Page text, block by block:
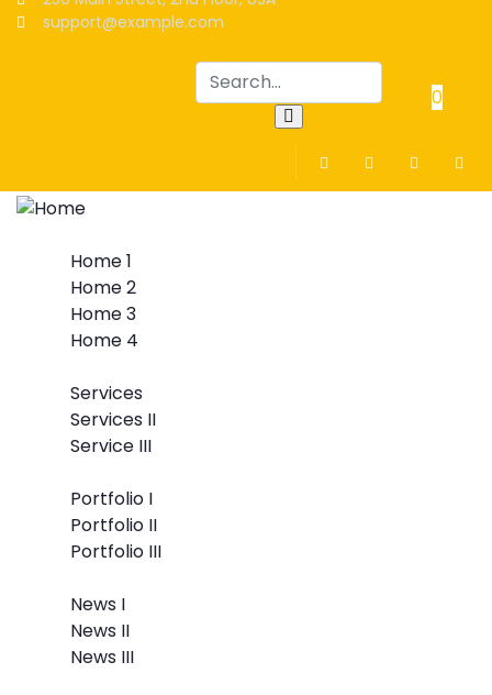
support@example.com
0
Home 1
Home 2
Home 3
Home 4
Services
Services II
Service III
Portfolio I
Portfolio II
Portfolio III
News I
News II
News III